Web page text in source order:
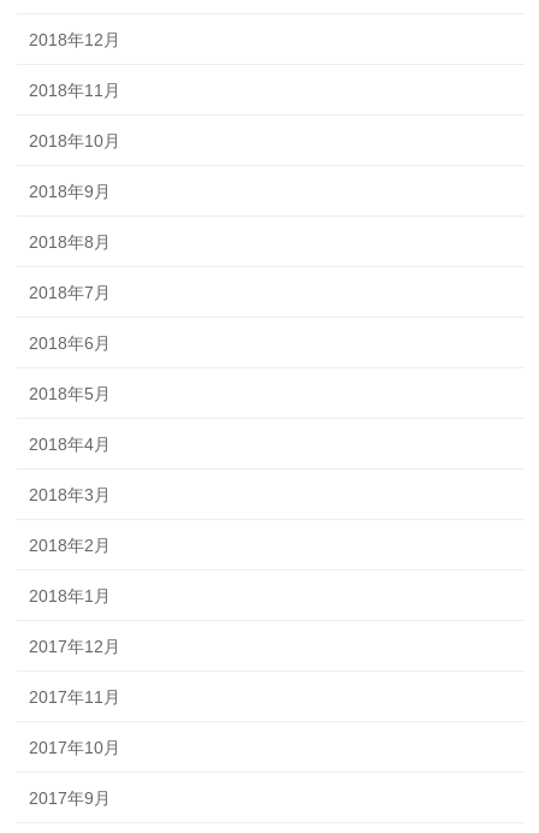
2018年12月
2018年11月
2018年10月
2018年9月
2018年8月
2018年7月
2018年6月
2018年5月
2018年4月
2018年3月
2018年2月
2018年1月
2017年12月
2017年11月
2017年10月
2017年9月